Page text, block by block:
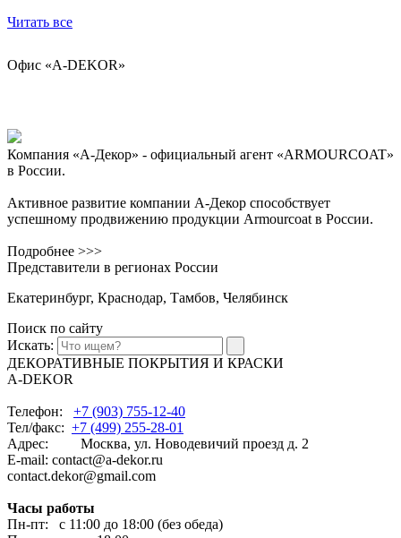
Читать все
Офис «А-DЕKOR»
Компания «А-Декор» - официальный агент «ARMOURCOAT»
в России.
Активное развитие компании А-Декор способствует
успешному продвижению продукции Armourcoat в России.
Подробнее >>>
Представители в регионах России
Екатеринбург, Краснодар, Тамбов, Челябинск
Поиск по сайту
Искать:
ДЕКОРАТИВНЫЕ ПОКРЫТИЯ И КРАСКИ
A-DEKOR
Телефон: +7 (903) 755-12-40
Тел/факс: +7 (499) 255-28-01
Адрес: Москва, ул. Новодевичий проезд д. 2
E-mail: contact@a-dekor.ru
contact.dekor@gmail.com
Часы работы
Пн-пт: с 11:00 до 18:00 (без обеда)